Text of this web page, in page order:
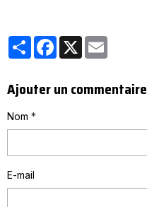
PartagerFacebook
X
Ajouter un commentaire
Nom
E-mail